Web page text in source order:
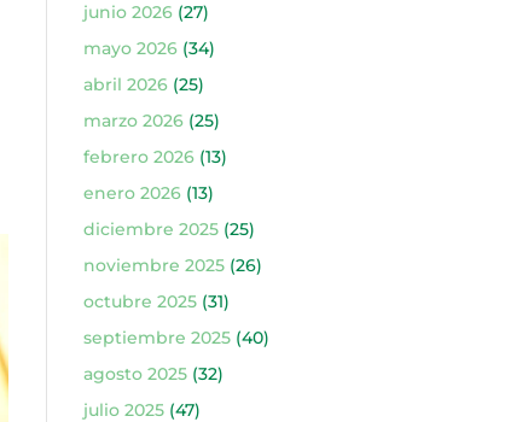
junio 2026(27)
mayo 2026(34)
abril 2026(25)
marzo 2026(25)
febrero 2026(13)
enero 2026(13)
diciembre 2025(25)
noviembre 2025(26)
octubre 2025(31)
septiembre 2025(40)
agosto 2025(32)
julio 2025(47)